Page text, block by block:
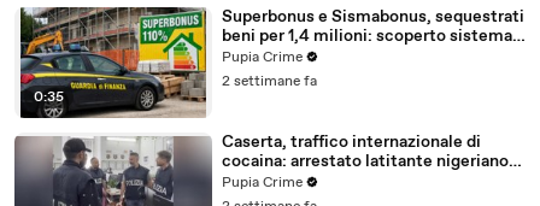
0:35
Superbonus e Sismabonus, sequestrati
beni per 1,4 milioni: scoperto sistema
con false abitazioni (29.07.26)
Pupia Crime
2 settimane fa
Caserta, traffico internazionale di
cocaina: arrestato latitante nigeriano
ricercato dal 2019 (28.07.26)
Pupia Crime